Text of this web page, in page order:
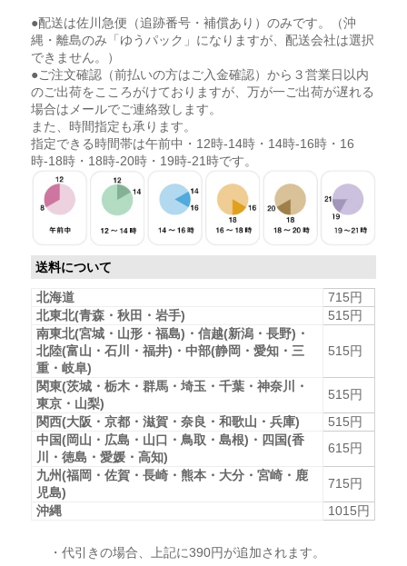
●配送は佐川急便（追跡番号・補償あり）のみです。（沖
縄・離島のみ「ゆうパック」になりますが、配送会社は選択
できません。）
●ご注文確認（前払いの方はご入金確認）から３営業日以内
のご出荷をこころがけておりますが、万が一ご出荷が遅れる
場合はメールでご連絡致します。
また、時間指定も承ります。
指定できる時間帯は午前中・12時-14時・14時-16時・16
時-18時・18時-20時・19時-21時です。
送料について
北海道
715円
北東北(青森・秋田・岩手)
515円
南東北(宮城・山形・福島)・信越(新潟・長野)・
北陸(富山・石川・福井)・中部(静岡・愛知・三
重・岐阜)
515円
関東(茨城・栃木・群馬・埼玉・千葉・神奈川・
東京・山梨)
515円
関西(大阪・京都・滋賀・奈良・和歌山・兵庫)
515円
中国(岡山・広島・山口・鳥取・島根)・四国(香
川・徳島・愛媛・高知)
615円
九州(福岡・佐賀・長崎・熊本・大分・宮崎・鹿
児島)
715円
沖縄
1015円
・代引きの場合、上記に390円が追加されます。